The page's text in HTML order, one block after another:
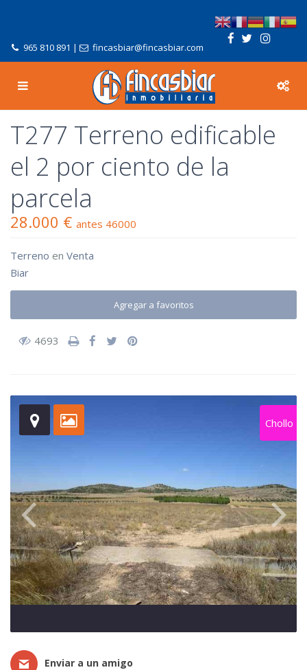
965 810 891 | fincasbiar@fincasbiar.com
T277 Terreno edificable
el 2 por ciento de la
parcela
28.000 € antes 46000
Terreno en Venta
Biar
Agregar a favoritos
4693
Chollo
Enviar a un amigo